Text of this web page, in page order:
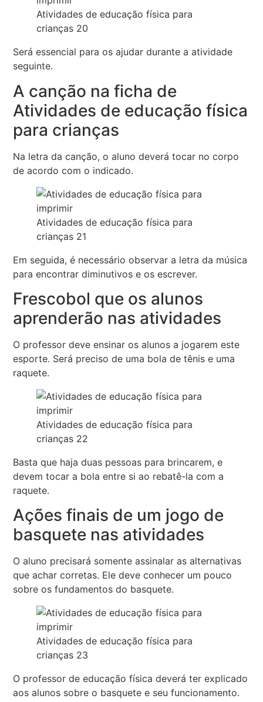
Atividades de educação física para
crianças 20
Será essencial para os ajudar durante a atividade
seguinte.
A canção na ficha de
Atividades de educação física
para crianças
Na letra da canção, o aluno deverá tocar no corpo
de acordo com o indicado.
Atividades de educação física para
crianças 21
Em seguida, é necessário observar a letra da música
para encontrar diminutivos e os escrever.
Frescobol que os alunos
aprenderão nas atividades
O professor deve ensinar os alunos a jogarem este
esporte. Será preciso de uma bola de tênis e uma
raquete.
Atividades de educação física para
crianças 22
Basta que haja duas pessoas para brincarem, e
devem tocar a bola entre si ao rebatê-la com a
raquete.
Ações finais de um jogo de
basquete nas atividades
O aluno precisará somente assinalar as alternativas
que achar corretas. Ele deve conhecer um pouco
sobre os fundamentos do basquete.
Atividades de educação física para
crianças 23
O professor de educação física deverá ter explicado
aos alunos sobre o basquete e seu funcionamento.